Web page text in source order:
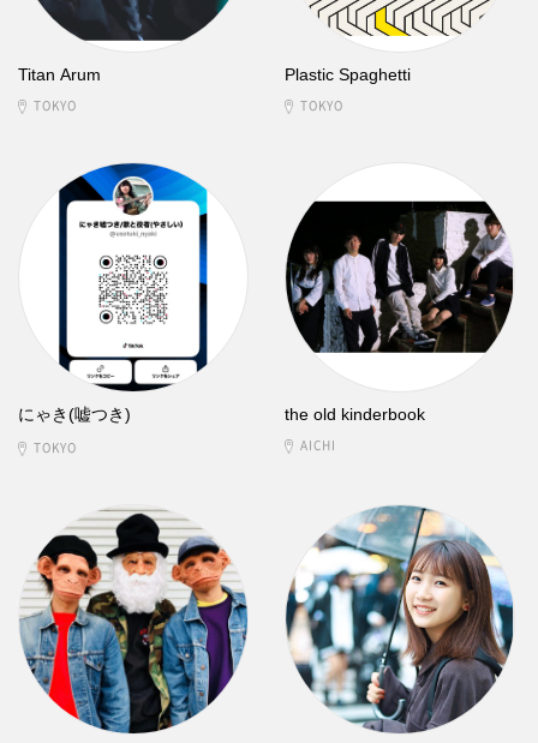
Titan Arum
TOKYO
Plastic Spaghetti
TOKYO
にゃき(嘘つき)
TOKYO
the old kinderbook
AICHI